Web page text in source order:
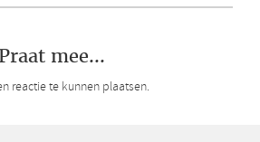
mee...
reactie te kunnen plaatsen.